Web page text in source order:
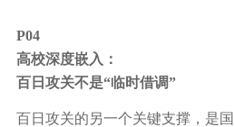
P04
高校深度嵌入：
百日攻关不是“临时借调”
百日攻关的另一个关键支撑，是